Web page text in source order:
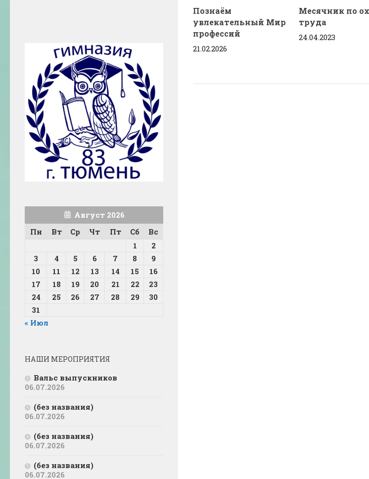
Познаём
увлекательный Мир
профессий
21.02.2026
Месячник по
труда
24.04.2023
Август 2026
Пн
Вт Ср Чт Пт Сб
Вс
1
2
3
4 5 6 7 8
9
10
11 12 13 14 15
16
17
18 19 20 21 22
23
24
25 26 27 28 29
30
31
« Июл
НАШИ МЕРОПРИЯТИЯ
Вальс выпускников
06.07.2026
(без названия)
06.07.2026
(без названия)
06.07.2026
(без названия)
06.07.2026